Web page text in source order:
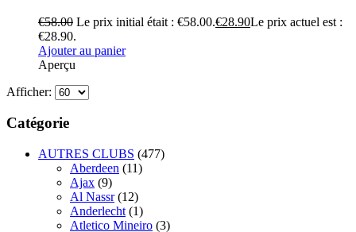
€58.00 Le prix initial était : €58.00.€28.90Le prix actuel est :
€28.90.
Ajouter au panier
Aperçu
Afficher:
Catégorie
AUTRES CLUBS (477)
Aberdeen (11)
Ajax (9)
Al Nassr (12)
Anderlecht (1)
Atletico Mineiro (3)